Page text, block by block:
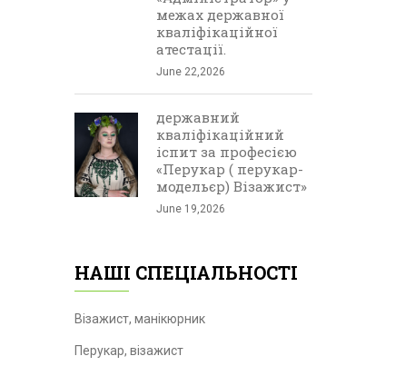
межах державної
кваліфікаційної
атестації.
June 22,2026
державний
кваліфікаційний
іспит за професією
«Перукар ( перукар-
модельєр) Візажист»
June 19,2026
НАШІ СПЕЦІАЛЬНОСТІ
Візажист, манікюрник
Перукар, візажист